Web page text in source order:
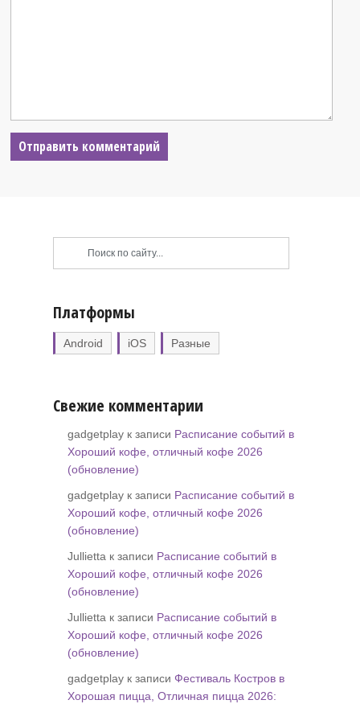
Платформы
Android iOS Разные
Свежие комментарии
gadgetplay к записи Расписание событий в
Хороший кофе, отличный кофе 2026
(обновление)
gadgetplay к записи Расписание событий в
Хороший кофе, отличный кофе 2026
(обновление)
Jullietta к записи Расписание событий в
Хороший кофе, отличный кофе 2026
(обновление)
Jullietta к записи Расписание событий в
Хороший кофе, отличный кофе 2026
(обновление)
gadgetplay к записи Фестиваль Костров в
Хорошая пицца, Отличная пицца 2026: